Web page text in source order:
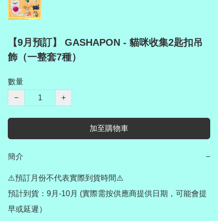
【9月預訂】 GASHAPON - 貓咪收集2匙扣吊
飾（一整套7種）
數量
−
+
加至購物車
簡介 −
⚠️預訂月份不代表實際到貨時間⚠️
預計到貨：9月-10月 (實際需按供應商提供日期，可能會提
早或延遲）